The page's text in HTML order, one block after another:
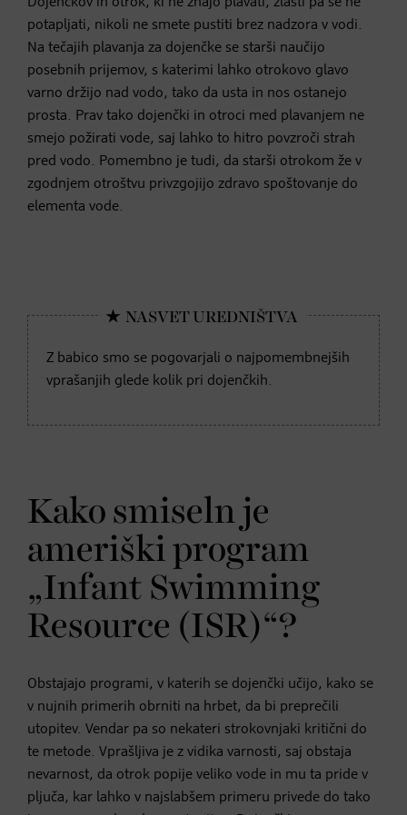
potapljati, nikoli ne smete pustiti brez nadzora v vodi.
Na tečajih plavanja za dojenčke se starši naučijo
posebnih prijemov, s katerimi lahko otrokovo glavo
varno držijo nad vodo, tako da usta in nos ostanejo
prosta. Prav tako dojenčki in otroci med plavanjem ne
smejo požirati vode, saj lahko to hitro povzroči strah
pred vodo. Pomembno je tudi, da starši otrokom že v
zgodnjem otroštvu privzgojijo zdravo spoštovanje do
elementa vode.
Z babico smo se pogovarjali o najpomembnejših
vprašanjih glede kolik pri dojenčkih.
Kako smiseln je
ameriški program
„Infant Swimming
Resource (ISR)“?
Obstajajo programi, v katerih se dojenčki učijo, kako se
v nujnih primerih obrniti na hrbet, da bi preprečili
utopitev. Vendar pa so nekateri strokovnjaki kritični do
te metode. Vprašljiva je z vidika varnosti, saj obstaja
nevarnost, da otrok popije veliko vode in mu ta pride v
pljuča, kar lahko v najslabšem primeru privede do tako